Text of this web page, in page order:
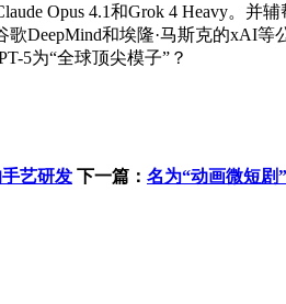
Opus 4.1和Grok 4 Heavy。并
DeepMind和埃隆·马斯克的xAI
5为“全球顶尖模子”？
艺研发 下一篇： 名为“动画微短剧